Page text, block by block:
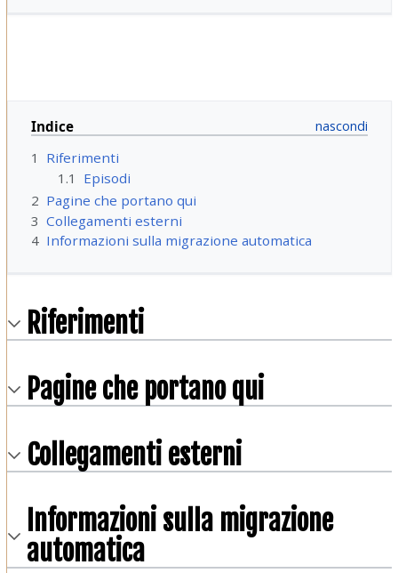
Indice
1
Riferimenti
1.1
Episodi
2 Pagine che portano qui
3 Collegamenti esterni
4 Informazioni sulla migrazione automatica
Riferimenti
Pagine che portano qui
Collegamenti esterni
Informazioni sulla migrazione
automatica